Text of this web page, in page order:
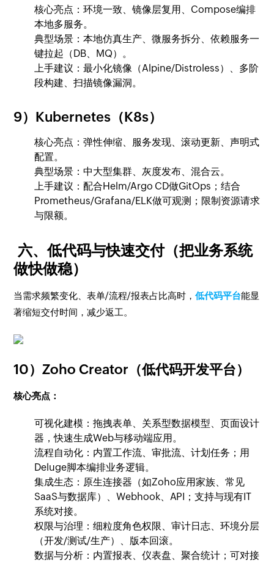
核心亮点：环境一致、镜像层复用、Compose编排
本地多服务。
典型场景：本地仿真生产、微服务拆分、依赖服务一
键拉起（DB、MQ）。
上手建议：最小化镜像（Alpine/Distroless）、多阶
段构建、扫描镜像漏洞。
9）Kubernetes（K8s）
核心亮点：弹性伸缩、服务发现、滚动更新、声明式
配置。
典型场景：中大型集群、灰度发布、混合云。
上手建议：配合Helm/Argo CD做GitOps；结合
Prometheus/Grafana/ELK做可观测；限制资源请求
与限额。
六、低代码与快速交付（把业务系统
做快做稳）
当需求频繁变化、表单/流程/报表占比高时，低代码平台能显
著缩短交付时间，减少返工。
10）Zoho Creator（低代码开发平台）
核心亮点：
可视化建模：拖拽表单、关系型数据模型、页面设计
器，快速生成Web与移动端应用。
流程自动化：内置工作流、审批流、计划任务；用
Deluge脚本编排业务逻辑。
集成生态：原生连接器（如Zoho应用家族、常见
SaaS与数据库）、Webhook、API；支持与现有IT
系统对接。
权限与治理：细粒度角色权限、审计日志、环境分层
（开发/测试/生产）、版本回滚。
数据与分析：内置报表、仪表盘、聚合统计；可对接